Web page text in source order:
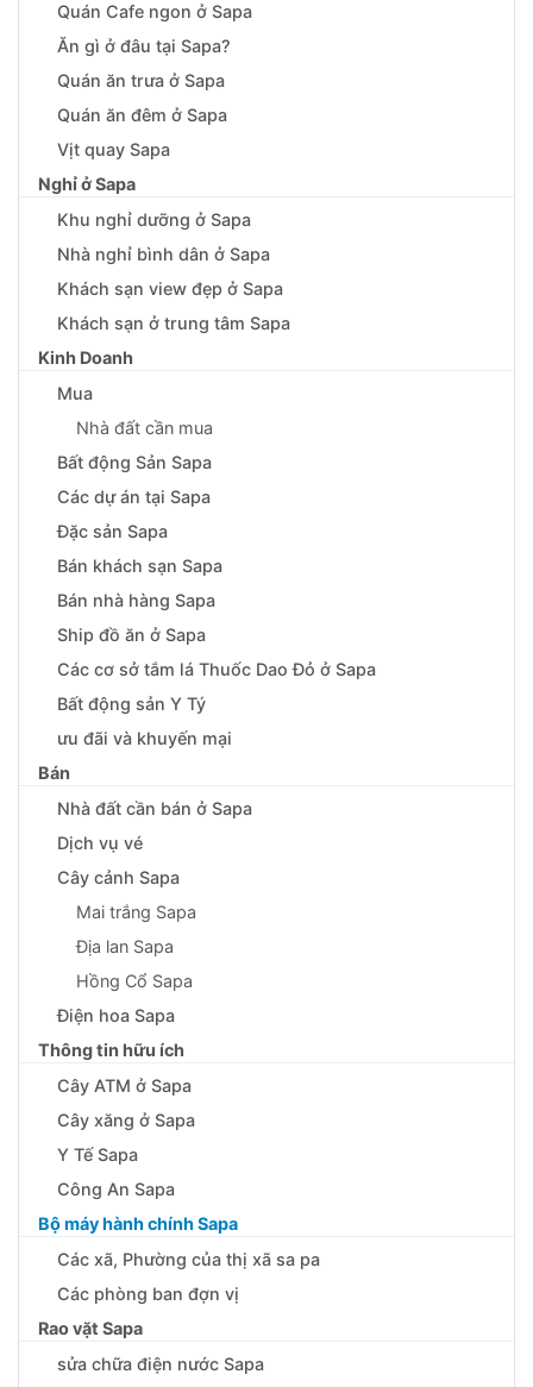
Quán Cafe ngon ở Sapa
Ăn gì ở đâu tại Sapa?
Quán ăn trưa ở Sapa
Quán ăn đêm ở Sapa
Vịt quay Sapa
Nghỉ ở Sapa
Khu nghỉ dưỡng ở Sapa
Nhà nghỉ bình dân ở Sapa
Khách sạn view đẹp ở Sapa
Khách sạn ở trung tâm Sapa
Kinh Doanh
Mua
Nhà đất cần mua
Bất động Sản Sapa
Các dự án tại Sapa
Đặc sản Sapa
Bán khách sạn Sapa
Bán nhà hàng Sapa
Ship đồ ăn ở Sapa
Các cơ sở tắm lá Thuốc Dao Đỏ ở Sapa
Bất động sản Y Tý
ưu đãi và khuyến mại
Bán
Nhà đất cần bán ở Sapa
Dịch vụ vé
Cây cảnh Sapa
Mai trắng Sapa
Địa lan Sapa
Hồng Cổ Sapa
Điện hoa Sapa
Thông tin hữu ích
Cây ATM ở Sapa
Cây xăng ở Sapa
Y Tế Sapa
Công An Sapa
Bộ máy hành chính Sapa
Các xã, Phường của thị xã sa pa
Các phòng ban đợn vị
Rao vặt Sapa
sửa chữa điện nước Sapa